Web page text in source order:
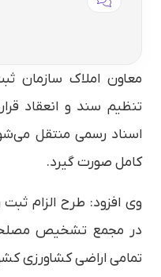
معاون املاک سازمان
تنظیم سند و انعقاد
اسناد رسمی منتقل
کامل صورت گیرد.
وی افزود: طرح الزام
تمامی اراضی کشاورزی